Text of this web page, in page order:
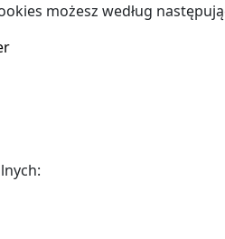
możesz według